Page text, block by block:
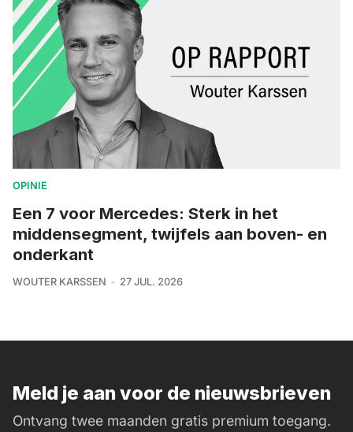
OPINIE
Een 7 voor Mercedes: Sterk in het
middensegment, twijfels aan boven- en
onderkant
WOUTER KARSSEN 27 JUL. 2026
Meld je aan voor de nieuwsbrieven
Ontvang twee maanden gratis premium toegang.